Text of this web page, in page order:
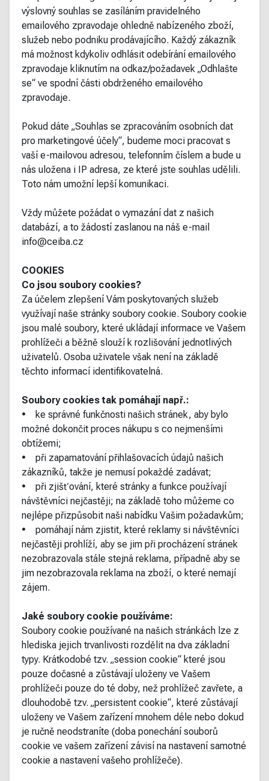
výslovný souhlas se zasíláním pravidelného
emailového zpravodaje ohledně nabízeného zboží,
služeb nebo podniku prodávajícího. Každý zákazník
má možnost kdykoliv odhlásit odebírání emailového
zpravodaje kliknutím na odkaz/požadavek „Odhlašte
se“ ve spodní části obdrženého emailového
zpravodaje.
Pokud dáte „Souhlas se zpracováním osobních dat
pro marketingové účely“, budeme moci pracovat s
vaší e-mailovou adresou, telefonním číslem a bude u
nás uložena i IP adresa, ze které jste souhlas udělili.
Toto nám umožní lepší komunikaci.
Vždy můžete požádat o vymazání dat z našich
databází, a to žádostí zaslanou na náš e-mail
info@ceiba.cz
COOKIES
Co jsou soubory cookies?
Za účelem zlepšení Vám poskytovaných služeb
využívají naše stránky soubory cookie. Soubory cookie
jsou malé soubory, které ukládají informace ve Vašem
prohlížeči a běžně slouží k rozlišování jednotlivých
uživatelů. Osoba uživatele však není na základě
těchto informací identifikovatelná.
Soubory cookies tak pomáhají např.:
• ke správné funkčnosti našich stránek, aby bylo
možné dokončit proces nákupu s co nejmenšími
obtížemi;
• při zapamatování přihlašovacích údajů našich
zákazníků, takže je nemusí pokaždé zadávat;
• při zjišťování, které stránky a funkce používají
návštěvníci nejčastěji; na základě toho můžeme co
nejlépe přizpůsobit naši nabídku Vašim požadavkům;
• pomáhají nám zjistit, které reklamy si návštěvníci
nejčastěji prohlíží, aby se jim při procházení stránek
nezobrazovala stále stejná reklama, případně aby se
jim nezobrazovala reklama na zboží, o které nemají
zájem.
Jaké soubory cookie používáme:
Soubory cookie používané na našich stránkách lze z
hlediska jejich trvanlivosti rozdělit na dva základní
typy. Krátkodobé tzv. „session cookie“ které jsou
pouze dočasné a zůstávají uloženy ve Vašem
prohlížeči pouze do té doby, než prohlížeč zavřete, a
dlouhodobě tzv. „persistent cookie“, které zůstávají
uloženy ve Vašem zařízení mnohem déle nebo dokud
je ručně neodstraníte (doba ponechání souborů
cookie ve vašem zařízení závisí na nastavení samotné
cookie a nastavení vašeho prohlížeče).